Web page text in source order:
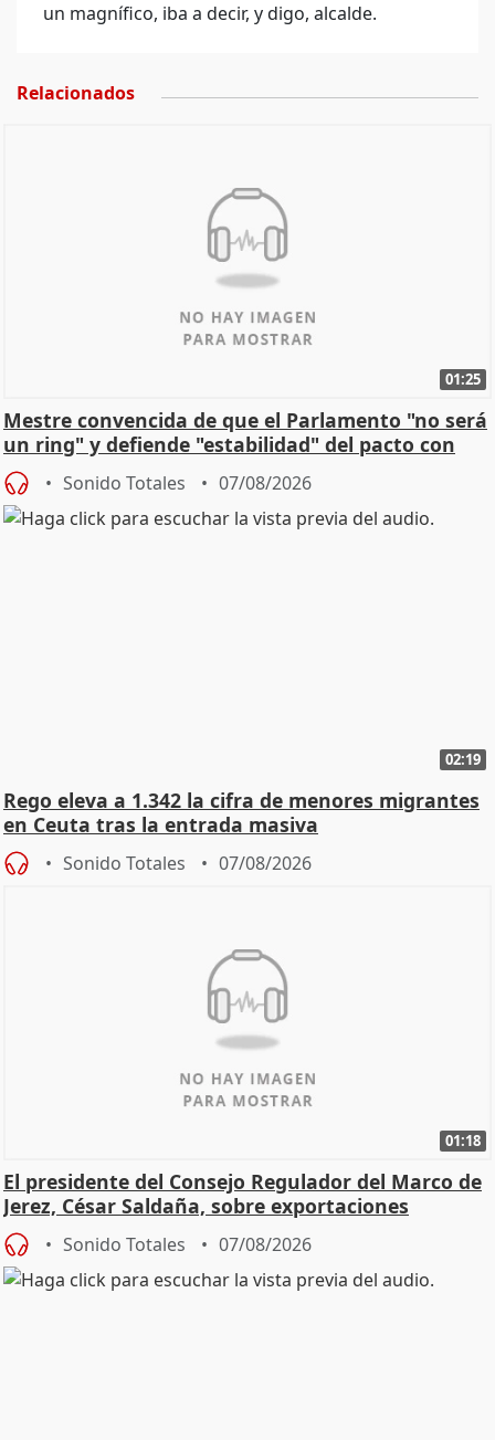
un magnífico, iba a decir, y digo, alcalde.
Relacionados
01:25
Mestre convencida de que el Parlamento "no será
un ring" y defiende "estabilidad" del pacto con
Vox
Sonido Totales 07/08/2026
02:19
Rego eleva a 1.342 la cifra de menores migrantes
en Ceuta tras la entrada masiva
Sonido Totales 07/08/2026
01:18
El presidente del Consejo Regulador del Marco de
Jerez, César Saldaña, sobre exportaciones
Sonido Totales 07/08/2026